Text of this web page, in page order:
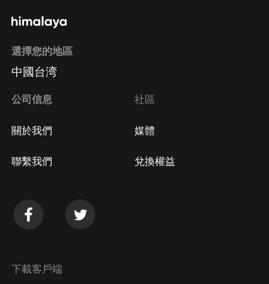
選擇您的地區
中國台湾
公司信息
關於我們
聯繫我們
社區
媒體
兌換權益
下載客戶端